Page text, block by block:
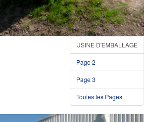
USINE D'EMBALLAGE
Page 2
Page 3
Toutes les Pages